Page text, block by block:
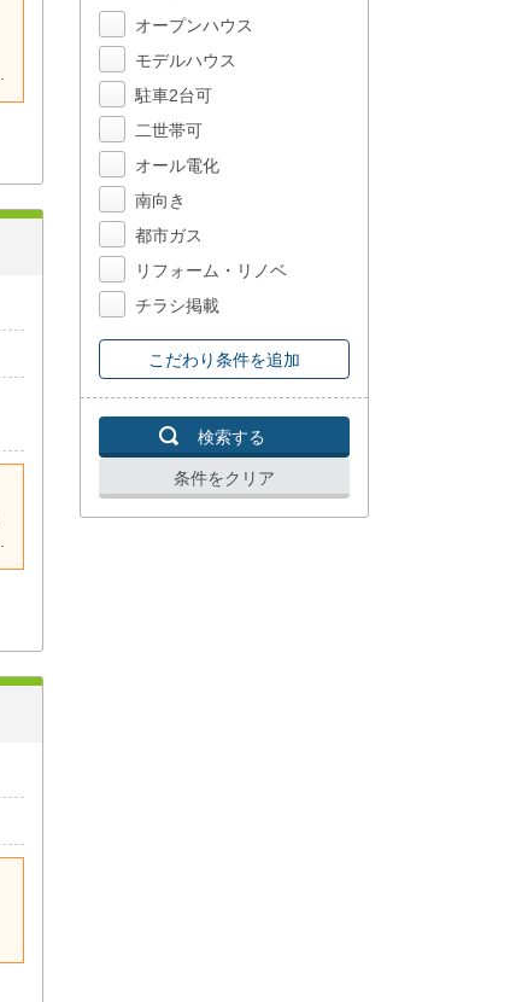
オープンハウス
モデルハウス
駐車2台可
二世帯可
オール電化
南向き
都市ガス
リフォーム・リノベ
チラシ掲載
こだわり条件を追加
検索する
条件をクリア